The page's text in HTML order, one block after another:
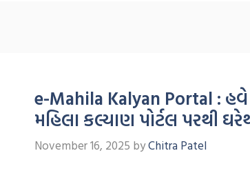
e-Mahila Kalyan Portal : હવે
મહિલા કલ્યાણ પોર્ટલ પરથી
November 16, 2025 byChitra Patel